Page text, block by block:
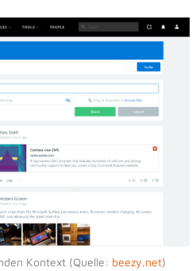
Kontext (Quelle: beezy.net)